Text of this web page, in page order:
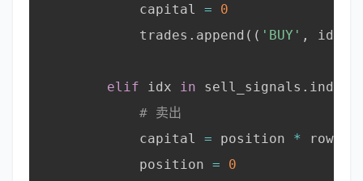
            capital
=
0
            trades
. append ( ( 'BUY' , idx
elif idx in sell_signals . index
# 卖出
            capital
= position * row
            position
=
0